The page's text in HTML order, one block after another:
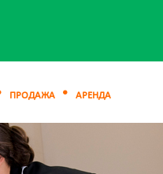
ПРОДАЖА АРЕНДА